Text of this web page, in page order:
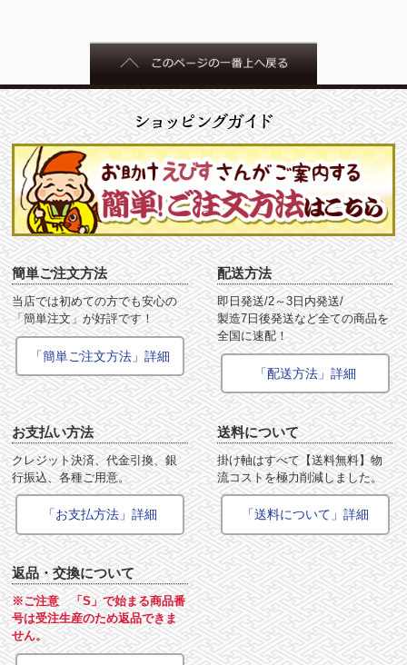
簡単ご注文方法
当店では初めての方でも安心の
「簡単注文」が好評です！
「簡単ご注文方法」詳細
配送方法
即日発送/2～3日内発送/
製造7日後発送など全ての商品を
全国に速配！
「配送方法」詳細
お支払い方法
クレジット決済、代金引換、銀
行振込、各種ご用意。
「お支払方法」詳細
送料について
掛け軸はすべて【送料無料】物
流コストを極力削減しました。
「送料について」詳細
返品・交換について
※ご注意 「S」で始まる商品番
号は受注生産のため返品できま
せん。